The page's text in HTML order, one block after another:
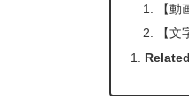
【動
【文